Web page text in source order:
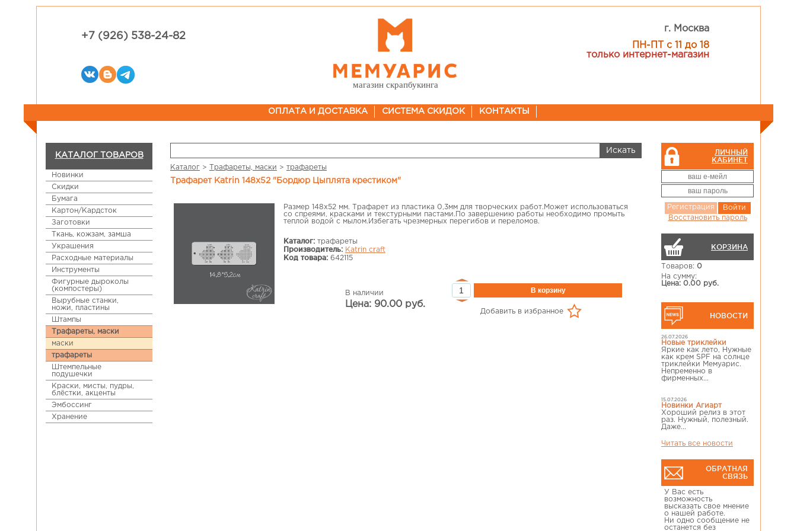
+7 (926) 538-24-82
магазин скрапбукинга
г. Москва
ПН-ПТ с 11 до 18
только интернет-магазин
ОПЛАТА И ДОСТАВКА СИСТЕМА СКИДОК КОНТАКТЫ
КАТАЛОГ ТОВАРОВ
Новинки
Скидки
Бумага
Картон/Кардсток
Заготовки
Ткань, кожзам, замша
Украшения
Расходные материалы
Инструменты
Фигурные дыроколы
(компостеры)
Вырубные станки,
ножи, пластины
Штампы
Трафареты, маски
маски
трафареты
Штемпельные
подушечки
Краски, мисты, пудры,
блёстки, акценты
Эмбоссинг
Хранение
ЛИЧНЫЙ
КАБИНЕТ
Регистрация
Войти
Восстановить пароль
КОРЗИНА
Товаров: 0
На сумму:
Цена: 0.00 руб.
НОВОСТИ
26.07.2026
Новые триклейки
Яркие как лето, Нужные
как крем SPF на солнце
триклейки Мемуарис.
Непременно в
фирменных...
15.07.2026
Новинки Агиарт
Хороший релиз в этот
раз. Нужный, полезный.
Даже...
Читать все новости
ОБРАТНАЯ
СВЯЗЬ
У Вас есть
возможность
высказать свое мнение
о нашей работе.
Ни одно сообщение не
останется без
Каталог > Трафареты, маски > трафареты
Трафарет Katrin 148х52 "Бордюр Цыплята крестиком"
Размер 148х52 мм. Трафарет из пластика 0,3мм для творческих работ.Может использоваться
со спреями, красками и текстурными пастами.По завершению работы необходимо промыть
теплой водой с мылом.Избегать чрезмерных перегибов и переломов.
Каталог: трафареты
Производитель: Katrin craft
Код товара: 642115
В наличии
Цена: 90.00 руб.
Добавить в избранное